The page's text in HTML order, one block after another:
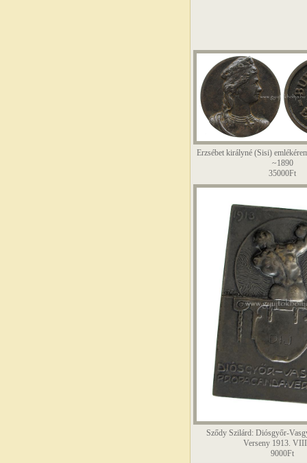
Erzsébet királyné (Sisi)
~1890
35000Ft
Sződy Szilárd: Diósgyőr-
Verseny 1913.
9000Ft